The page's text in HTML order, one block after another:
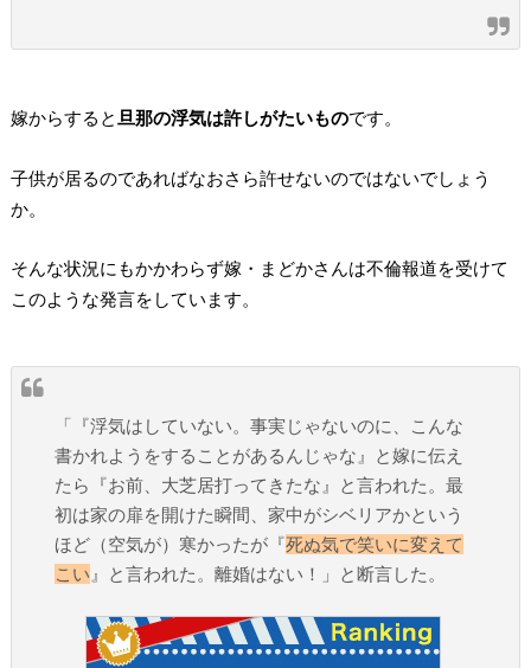
嫁からすると旦那の浮気は許しがたいものです。
子供が居るのであればなおさら許せないのではないでしょう
か。
そんな状況にもかかわらず嫁・まどかさんは不倫報道を受けて
このような発言をしています。
「『浮気はしていない。事実じゃないのに、こんな
書かれようをすることがあるんじゃな』と嫁に伝え
たら『お前、大芝居打ってきたな』と言われた。最
初は家の扉を開けた瞬間、家中がシベリアかという
ほど（空気が）寒かったが『死ぬ気で笑いに変えて
こい 』と言われた。離婚はない！」と断言した。